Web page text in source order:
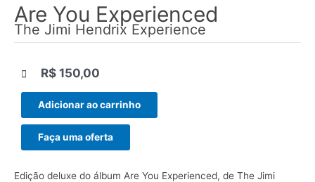
Are You Experienced
The Jimi Hendrix Experience
R$ 150,00
Adicionar ao carrinho
Faça uma oferta
Edição deluxe do álbum Are You Experienced, de The Jimi